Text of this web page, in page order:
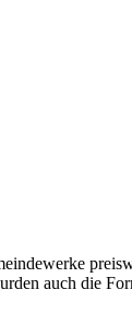
auch die